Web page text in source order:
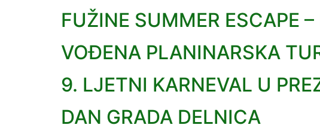
FUŽINE SUMMER ESCAPE
VOĐENA PLANINARSKA
9. LJETNI KARNEVAL U
DAN GRADA DELNICA